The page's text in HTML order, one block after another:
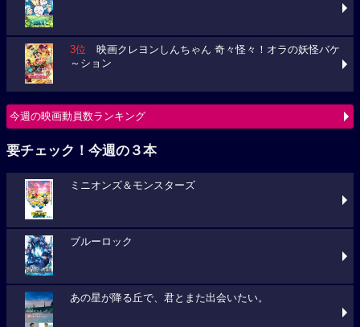
3位 映画クレヨンしんちゃん 奇々怪々！オラの妖怪バケ
～ション
今週の映画動員数ランキング
要チェック！今週の３本
ミニオンズ＆モンスターズ
ブルーロック
あの星が降る丘で、君とまた出会いたい。